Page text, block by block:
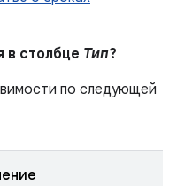
в столбце Тип?
по следующей